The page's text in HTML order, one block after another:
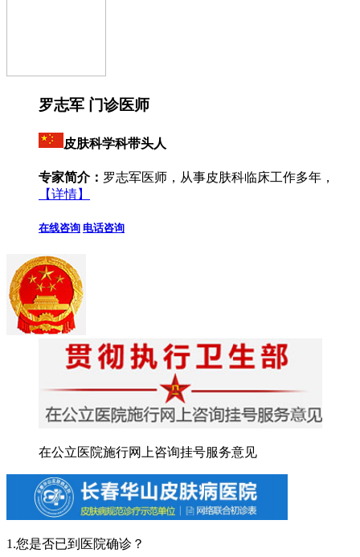
罗志军 门诊医师
皮肤科学科带头人
专家简介： 罗志军医师，从事皮肤科临床工作多年，
【详情】
在线咨询 电话咨询
在公立医院施行网上咨询挂号服务意见
1.您是否已到医院确诊？